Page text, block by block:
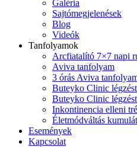
Galéria
Sajtómegjelenések
Blog
Videók
Tanfolyamok
Arcfiatalító 7×7 napi
Aviva tanfolyam
3 órás Aviva
Buteyko Clinic
Buteyko Clinic
Inkontinencia elleni
Életmódváltás
Események
Kapcsolat